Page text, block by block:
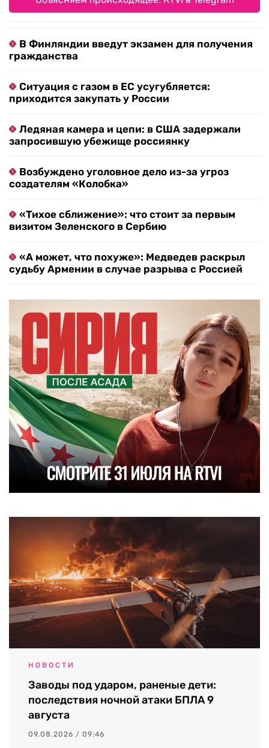
В Финляндии введут экзамен для получения
гражданства
Ситуация с газом в ЕС усугубляется:
приходится закупать у России
Ледяная камера и цепи: в США задержали
запросившую убежище россиянку
Возбуждено уголовное дело из-за угроз
создателям «Колобка»
«Тихое сближение»: что стоит за первым
визитом Зеленского в Сербию
«А может, что похуже»: Медведев раскрыл
судьбу Армении в случае разрыва с Россией
НОВОСТИ
Заводы под ударом, раненые дети:
последствия ночной атаки БПЛА 9
августа
09.08.2026 / 09:46